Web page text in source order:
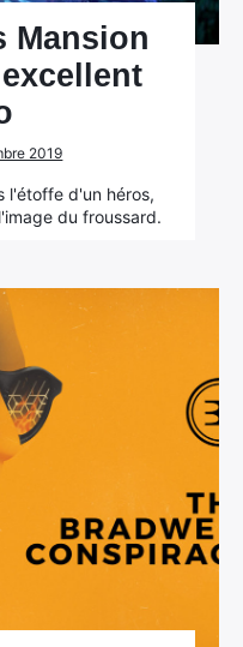
Mansion
2019
l'étoffe d'un héros,
du froussard.